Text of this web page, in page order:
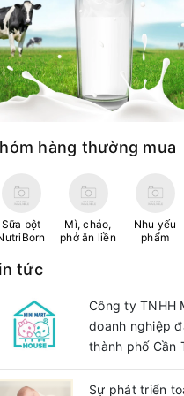
hàng thường mua
Sữa bột
Mì, cháo,
phở ăn liền
Nhu yếu
phẩm
tức
Công ty TNHH
doanh nghiệp
thành phố Cần
Sự phát triển